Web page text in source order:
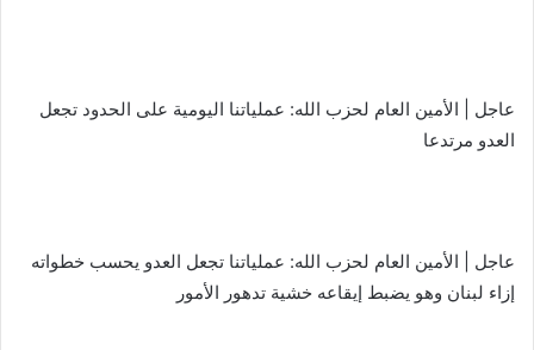
عاجل | الأمين العام لحزب الله: عملياتنا اليومية على الحدود تجعل
العدو مرتدعا
عاجل | الأمين العام لحزب الله: عملياتنا تجعل العدو يحسب خطواته
إزاء لبنان وهو يضبط إيقاعه خشية تدهور الأمور